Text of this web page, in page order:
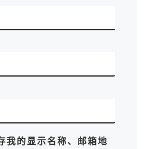
我的显示名称、邮箱地